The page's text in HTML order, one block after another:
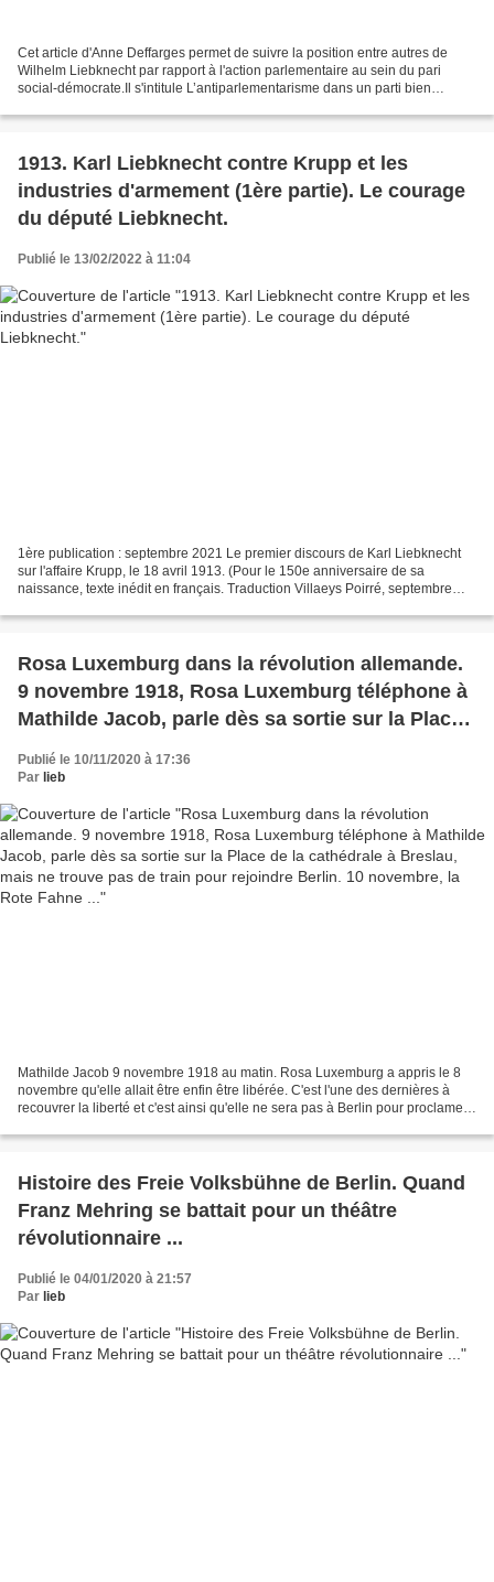
Cet article d'Anne Deffarges permet de suivre la position entre autres de
Wilhelm Liebknecht par rapport à l'action parlementaire au sein du pari
social-démocrate.Il s'intitule L’antiparlementarisme dans un parti bien
1913. Karl Liebknecht contre Krupp et les
industries d'armement (1ère partie). Le courage
du député Liebknecht.
Publié le 13/02/2022 à 11:04
1ère publication : septembre 2021 Le premier discours de Karl Liebknecht
sur l'affaire Krupp, le 18 avril 1913. (Pour le 150e anniversaire de sa
naissance, texte inédit en français. Traduction Villaeys Poirré, septembre
Rosa Luxemburg dans la révolution allemande.
9 novembre 1918, Rosa Luxemburg téléphone à
Mathilde Jacob, parle dès sa sortie sur la Place
de la cathédrale à Breslau, mais ne trouve pas
de train pour rejoindre Berlin. 10 novembre, la
Publié le 10/11/2020 à 17:36
Par lieb
Mathilde Jacob 9 novembre 1918 au matin. Rosa Luxemburg a appris le 8
novembre qu'elle allait être enfin être libérée. C'est l'une des dernières à
recouvrer la liberté et c'est ainsi qu'elle ne sera pas à Berlin pour proclamer
Histoire des Freie Volksbühne de Berlin. Quand
Franz Mehring se battait pour un théâtre
révolutionnaire ...
Publié le 04/01/2020 à 21:57
Par lieb